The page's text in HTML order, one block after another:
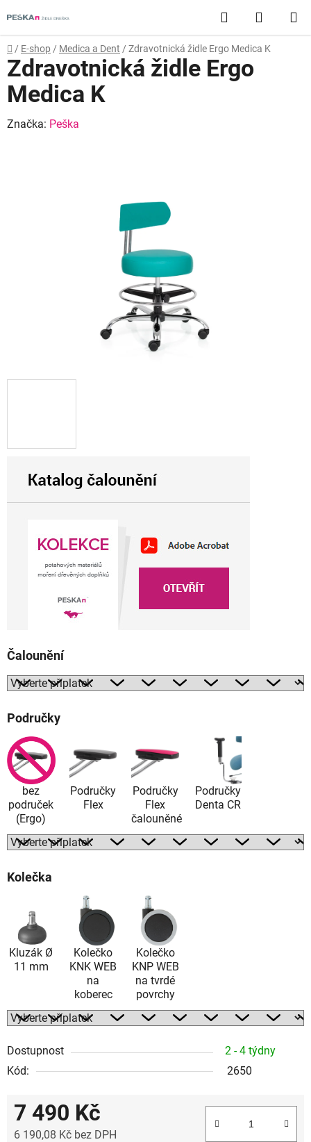
na
obsah
Hledat
KOŠÍK
Domů
/ E-shop / Medica a Dent / Zdravotnická židle Ergo Medica K
Čalounění
Područky
bez
područek
(Ergo)
Područky
Flex
Područky
Flex
čalouněné
Područky
Denta CR
Kolečka
Kluzák Ø
11 mm
Kolečko
KNK WEB
na
koberec
Kolečko
KNP WEB
na tvrdé
povrchy
Dostupnost
2 - 4 týdny
Kód:
2650
7 490 Kč
6 190,08 Kč bez DPH
Zdravotnická židle Ergo
Medica K
Značka: Peška